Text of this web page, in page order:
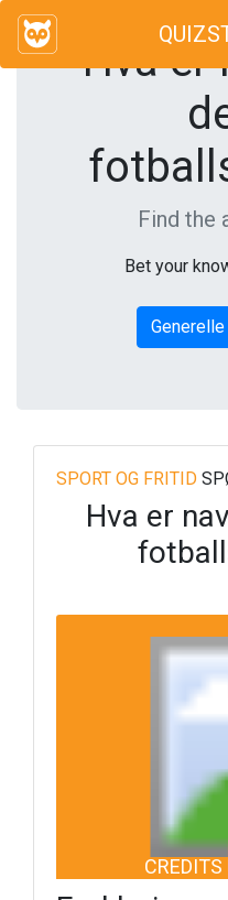
Hva er
Find the
Bet your
SPORT OG FRITID
Hva er